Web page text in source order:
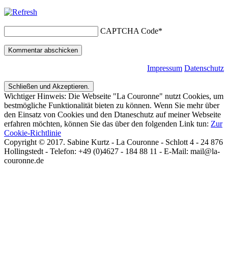
CAPTCHA Code*
Impressum Datenschutz
Wichtiger Hinweis: Die Webseite "La Couronne" nutzt Cookies, um
bestmögliche Funktionalität bieten zu können. Wenn Sie mehr über
den Einsatz von Cookies und den Dtaneschutz auf meiner Webseite
erfahren möchten, können Sie das über den folgenden Link tun: Zur
Cookie-Richtlinie
Copyright © 2017. Sabine Kurtz - La Couronne - Schlott 4 - 24 876
Hollingstedt - Telefon: +49 (0)4627 - 184 88 11 - E-Mail: mail@la-
couronne.de